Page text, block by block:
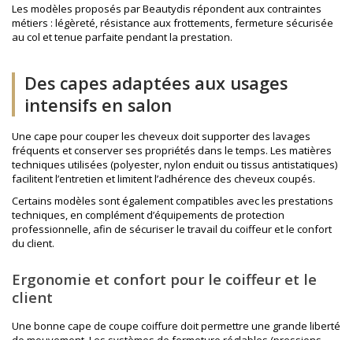
Les modèles proposés par Beautydis répondent aux contraintes
métiers : légèreté, résistance aux frottements, fermeture sécurisée
au col et tenue parfaite pendant la prestation.
Des capes adaptées aux usages
intensifs en salon
Une cape pour couper les cheveux doit supporter des lavages
fréquents et conserver ses propriétés dans le temps. Les matières
techniques utilisées (polyester, nylon enduit ou tissus antistatiques)
facilitent l’entretien et limitent l’adhérence des cheveux coupés.
Certains modèles sont également compatibles avec les prestations
techniques, en complément d’équipements de protection
professionnelle, afin de sécuriser le travail du coiffeur et le confort
du client.
Ergonomie et confort pour le coiffeur et le
client
Une bonne cape de coupe coiffure doit permettre une grande liberté